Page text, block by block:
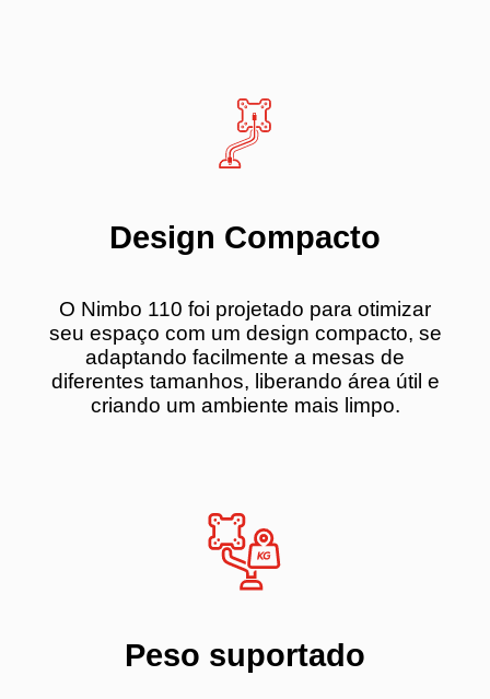
Design Compacto
O Nimbo 110 foi projetado para otimizar
seu espaço com um design compacto, se
adaptando facilmente a mesas de
diferentes tamanhos, liberando área útil e
criando um ambiente mais limpo.
Peso suportado